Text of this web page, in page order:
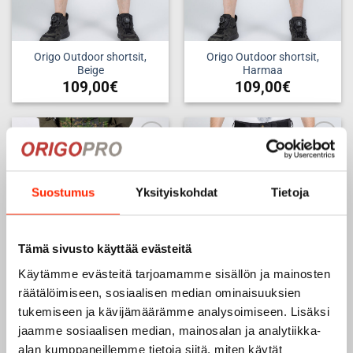
Suostumus Yksityiskohdat Tietoja
Tämä sivusto käyttää evästeitä
Käytämme evästeitä tarjoamamme sisällön ja mainosten
räätälöimiseen, sosiaalisen median ominaisuuksien
tukemiseen ja kävijämäärämme analysoimiseen. Lisäksi
jaamme sosiaalisen median, mainosalan ja analytiikka-
alan kumppaneillemme tietoja siitä, miten käytät
sivulla. sivulla.
Origo Outdoor shortsit,
Beige
109,00€
Tällä
tuotteella
useampi
tehdä
valinnat
sivulla.
Origo Outdoor shortsit,
Harmaa
109,00€
Tällä
tuotteella
useampi
Voit
tehdä
metsäkuvio
109,00€
Tällä
Add to
Musta
109,00€
Tällä